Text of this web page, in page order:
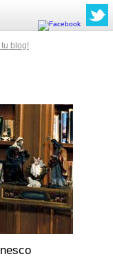
blog!